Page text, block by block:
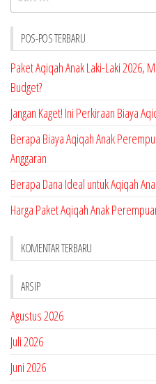
untuk:
POS-POS TERBARU
Paket Aqiqah Anak Laki-Laki 2026,
Budget?
Jangan Kaget! Ini Perkiraan Biaya
Berapa Biaya Aqiqah Anak
Anggaran
Berapa Dana Ideal untuk Aqiqah
Harga Paket Aqiqah Anak
KOMENTAR TERBARU
ARSIP
Agustus 2026
Juli 2026
Juni 2026